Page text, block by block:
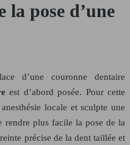
la pose d’une
d’une couronne dentaire
est d’abord posée. Pour cette
locale et sculpte une
rendre plus facile la pose de la
précise de la dent taillée et